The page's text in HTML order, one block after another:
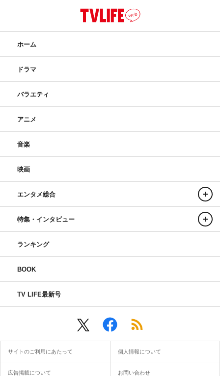
ホーム
ドラマ
バラエティ
アニメ
音楽
映画
エンタメ総合
特集・インタビュー
ランキング
BOOK
TV LIFE最新号
サイトのご利用にあたって 個人情報について
広告掲載について お問い合わせ